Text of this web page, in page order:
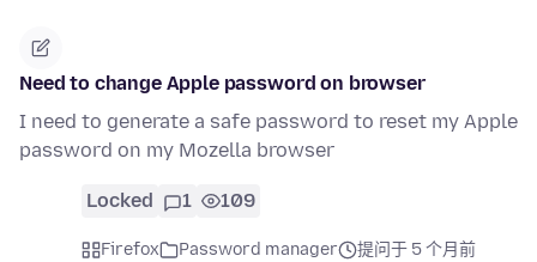
Need to change Apple password on browser
I need to generate a safe password to reset my Apple
password on my Mozella browser
Locked 1 109
Firefox Password manager
提问于 5 个月前